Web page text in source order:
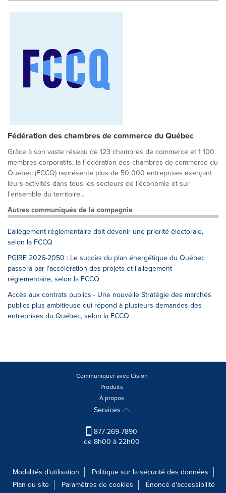
Fédération des chambres de commerce du Québec
Grâce à son vaste réseau de 123 chambres de commerce et 1 100
membres corporatifs, la Fédération des chambres de commerce du
Québec (FCCQ) représente plus de 50 000 entreprises exerçant
leurs activités dans tous les secteurs de l’économie et sur
l’ensemble du territoire...
Autres communiqués de la compagnie
L'allègement règlementaire doit devenir une priorité électorale,
selon la FCCQ
PGIRE 2026-2050 : Le succès du plan énergétique du Québec
passera par l'accélération des projets et l'allègement
réglementaire, selon la FCCQ
Accès aux contrats publics - Une nouvelle Stratégie des marchés
publics plus ambitieuse qui répond à plusieurs demandes des
entreprises du Québec, selon la FCCQ
Communiquer avec Cision
Produits
À propos
Services
877-269-7890
de 8h00 à 22h00
Modalités d'utilisation
Politique sur la sécurité des données
Plan du site
Paramètres de cookies Énoncé d'accessibilité